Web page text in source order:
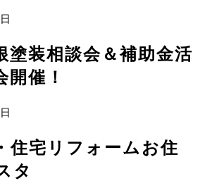
塗装相談会＆補助金活
開催！
住宅リフォームお住
タ